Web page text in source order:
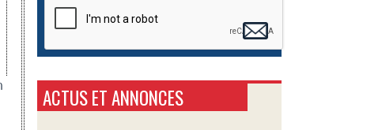
ACTUS ET ANNONCES